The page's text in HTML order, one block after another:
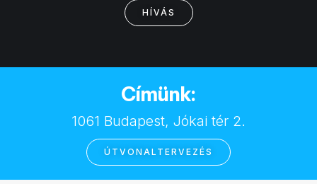
HÍVÁS
Címünk:
1061 Budapest, Jókai tér 2.
ÚTVONALTERVEZÉS